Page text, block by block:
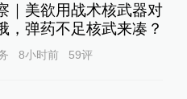
｜美欲用战术核武器对
，弹药不足核武来凑？
8小时前 59评